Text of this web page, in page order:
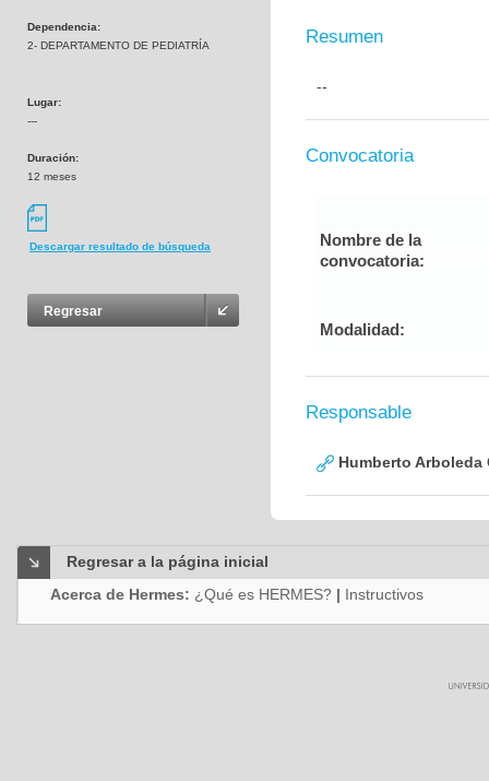
Dependencia:
2- DEPARTAMENTO DE PEDIATRÍA
Lugar:
---
Duración:
12 meses
Descargar resultado de búsqueda
Regresar
Resumen
--
Convocatoria
Nombre de la
convocatoria:
Modalidad:
Responsable
Humberto Arboleda
Regresar a la página inicial
Acerca de Hermes: ¿Qué es HERMES? | Instructivos